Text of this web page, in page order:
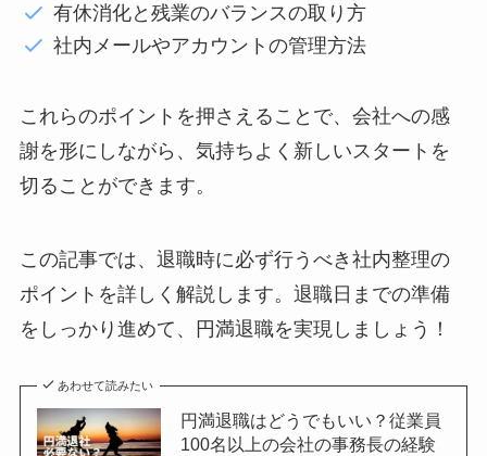
有休消化と残業のバランスの取り方
社内メールやアカウントの管理方法
これらのポイントを押さえることで、会社への感
謝を形にしながら、気持ちよく新しいスタートを
切ることができます。
この記事では、退職時に必ず行うべき社内整理の
ポイントを詳しく解説します。退職日までの準備
をしっかり進めて、円満退職を実現しましょう！
あわせて読みたい
円満退職はどうでもいい？従業員
100名以上の会社の事務長の経験